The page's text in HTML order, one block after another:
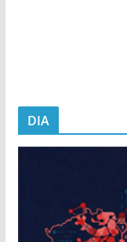
DIA